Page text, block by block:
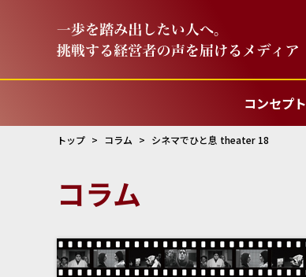
コンセプト
トップ コラム シネマでひと息 theater 18
コラム